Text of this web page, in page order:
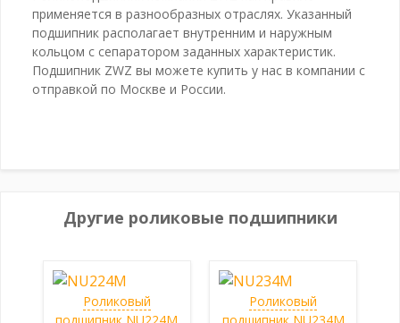
применяется в разнообразных отраслях. Указанный
подшипник располагает внутренним и наружным
кольцом с сепаратором заданных характеристик.
Подшипник ZWZ вы можете купить у нас в компании с
отправкой по Москве и России.
Другие роликовые подшипники
Роликовый
Роликовый